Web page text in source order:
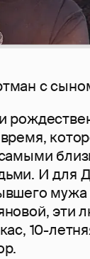
с
И для
эти
10-